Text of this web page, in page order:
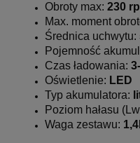
Obroty max: 230
Max. moment
Średnica uchwytu:
Pojemność
Czas ładowania:
Oświetlenie: LED
Typ akumulatora:
Poziom hałasu
Waga zestawu: